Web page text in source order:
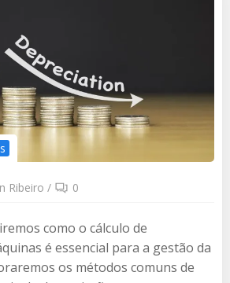
Ribeiro / 0
como o cálculo de
é essencial para a gestão da
os métodos comuns de